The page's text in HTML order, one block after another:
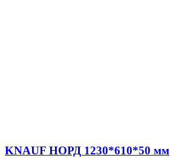
KNAUF НОРД 1230*610*50 мм